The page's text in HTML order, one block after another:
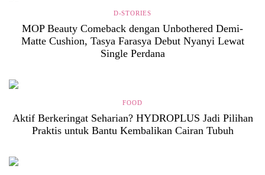
D-STORIES
MOP Beauty Comeback dengan Unbothered Demi-
Matte Cushion, Tasya Farasya Debut Nyanyi Lewat
Single Perdana
FOOD
Aktif Berkeringat Seharian? HYDROPLUS Jadi Pilihan
Praktis untuk Bantu Kembalikan Cairan Tubuh